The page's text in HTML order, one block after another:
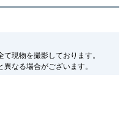
現物を撮影しております。
なる場合がございます。
ますのでご了承下さいませ。
れる場合がございますが、在庫品
了承の程お願いいたします。
現品を撮影しております。